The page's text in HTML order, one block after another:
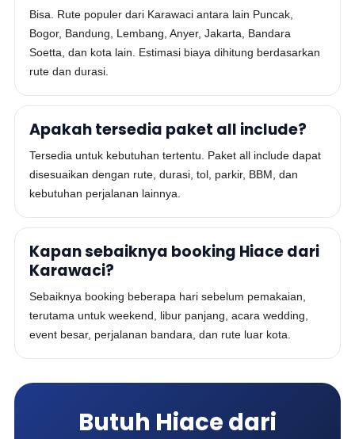
Bisa. Rute populer dari Karawaci antara lain Puncak,
Bogor, Bandung, Lembang, Anyer, Jakarta, Bandara
Soetta, dan kota lain. Estimasi biaya dihitung berdasarkan
rute dan durasi.
Apakah tersedia paket all include?
Tersedia untuk kebutuhan tertentu. Paket all include dapat
disesuaikan dengan rute, durasi, tol, parkir, BBM, dan
kebutuhan perjalanan lainnya.
Kapan sebaiknya booking Hiace dari
Karawaci?
Sebaiknya booking beberapa hari sebelum pemakaian,
terutama untuk weekend, libur panjang, acara wedding,
event besar, perjalanan bandara, dan rute luar kota.
Butuh Hiace dari